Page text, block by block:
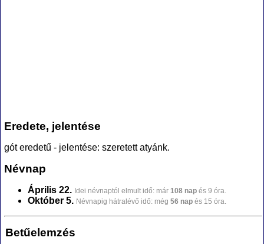
Eredete, jelentése
gót eredetű - jelentése: szeretett atyánk.
Névnap
Április 22. Idei névnaptól elmult idő: már 108 nap és 9 óra.
Október 5. Névnapig hátralévő idő: még 56 nap és 15 óra.
Betűelemzés